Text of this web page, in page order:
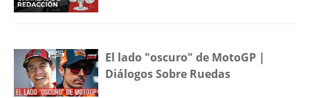
El lado "oscuro" de MotoGP |
Diálogos Sobre Ruedas